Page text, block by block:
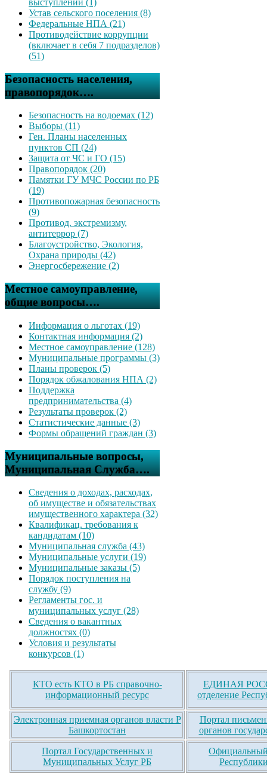
выступлений (1)
Устав сельского поселения (8)
Федеральные НПА (21)
Противодействие коррупции
(включает в себя 7 подразделов)
(51)
Безопасность населения,
правопорядок….
Безопасность на водоемах (12)
Выборы (11)
Ген. Планы населенных
пунктов СП (24)
Защита от ЧС и ГО (15)
Правопорядок (20)
Памятки ГУ МЧС России по РБ
(19)
Противопожарная безопасность
(9)
Противод. экстремизму,
антитеррор (7)
Благоустройство, Экология,
Охрана природы (42)
Энергосбережение (2)
Местное самоуправление,
общие вопросы….
Информация о льготах (19)
Контактная информация (2)
Местное самоуправление (128)
Муниципальные программы (3)
Планы проверок (5)
Порядок обжалования НПА (2)
Поддержка
предпринимательства (4)
Результаты проверок (2)
Статистические данные (3)
Формы обращений граждан (3)
Муниципальные вопросы,
Муниципальная Служба….
Сведения о доходах, расходах,
об имуществе и обязательствах
имущественного характера (32)
Квалификац. требования к
кандидатам (10)
Муниципальная служба (43)
Муниципальные услуги (19)
Муниципальные заказы (5)
Порядок поступления на
службу (9)
Регламенты гос. и
муниципальных услуг (28)
Сведения о вакантных
должностях (0)
Условия и результаты
конкурсов (1)
КТО есть КТО в РБ справочно-
информационный ресурс
ЕДИНАЯ
отделение
Электронная приемная органов власти Р
Башкортостан
Портал
органов
Портал Государственных и
Муниципальных Услуг РБ
Официальный